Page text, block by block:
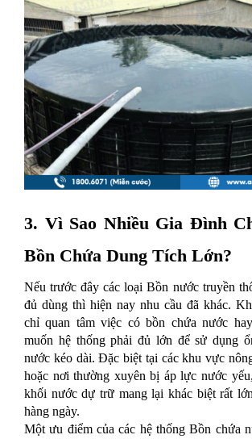
3. Vì Sao Nhiều Gia Đình
Bồn Chứa Dung Tích Lớn?
Nếu trước đây các loại Bồn nước truyền
đủ dùng thì hiện nay nhu cầu đã khác.
chỉ quan tâm việc có bồn chứa nước
muốn hệ thống phải đủ lớn để sử dụng
nước kéo dài. Đặc biệt tại các khu vực
hoặc nơi thường xuyên bị áp lực nước
khối nước dự trữ mang lại khác biệt rất
hàng ngày.
Một ưu điểm của các hệ thống Bồn chứa